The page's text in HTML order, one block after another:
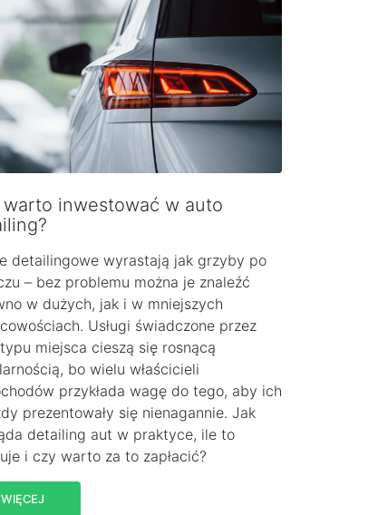
warto inwestować w auto
detailingowe wyrastają jak grzyby po
– bez problemu można je znaleźć
w dużych, jak i w mniejszych
Usługi świadczone przez
miejsca cieszą się rosnącą
bo wielu właścicieli
przykłada wagę do tego, aby ich
prezentowały się nienagannie. Jak
detailing aut w praktyce, ile to
i czy warto za to zapłacić?
WIĘCEJ